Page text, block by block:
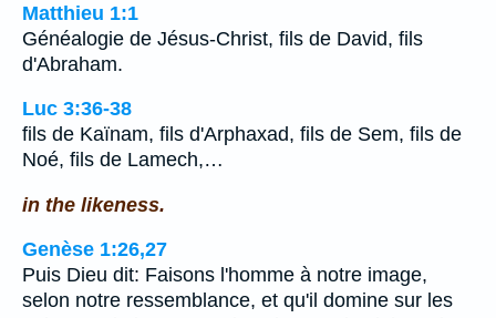
Matthieu 1:1
Généalogie de Jésus-Christ, fils de David, fils
d'Abraham.
Luc 3:36-38
fils de Kaïnam, fils d'Arphaxad, fils de Sem, fils de
Noé, fils de Lamech,…
in the likeness.
Genèse 1:26,27
Puis Dieu dit: Faisons l'homme à notre image,
selon notre ressemblance, et qu'il domine sur les